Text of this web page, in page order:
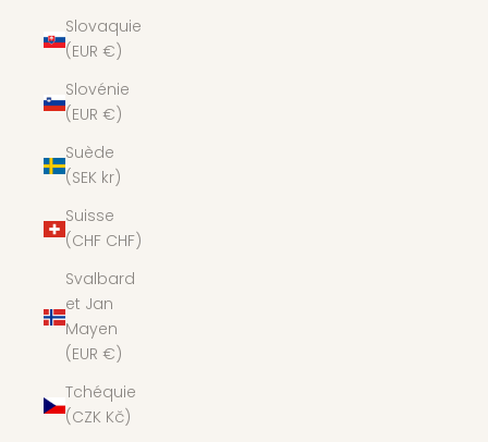
Slovaquie
(EUR €)
Slovénie
(EUR €)
Suède
(SEK kr)
Suisse
(CHF CHF)
Svalbard
et Jan
Mayen
(EUR €)
Tchéquie
(CZK Kč)